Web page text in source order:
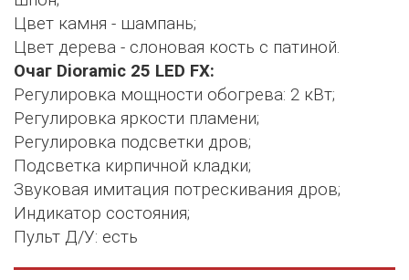
Цвет камня - шампань;
Цвет дерева - слоновая кость с патиной.
Очаг Dioramic 25 LED FX:
Регулировка мощности обогрева: 2 кВт;
Регулировка яркости пламени;
Регулировка подсветки дров;
Подсветка кирпичной кладки;
Звуковая имитация потрескивания дров;
Индикатор состояния;
Пульт Д/У: есть